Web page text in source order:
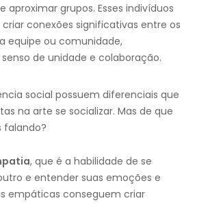
aproximar grupos. Esses indivíduos
conexões significativas entre os
equipe ou comunidade,
de unidade e colaboração.
social possuem diferenciais que
na arte se socializar. Mas de que
falando?
, que é a habilidade de se
e entender suas emoções e
empáticas conseguem criar